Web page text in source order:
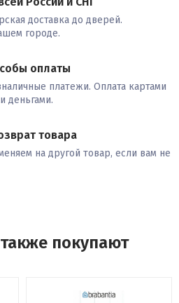
доставка до дверей.
городе.
оплаты
платежи. Оплата картами
деньгами.
товара
на другой товар, если вам не
покупают